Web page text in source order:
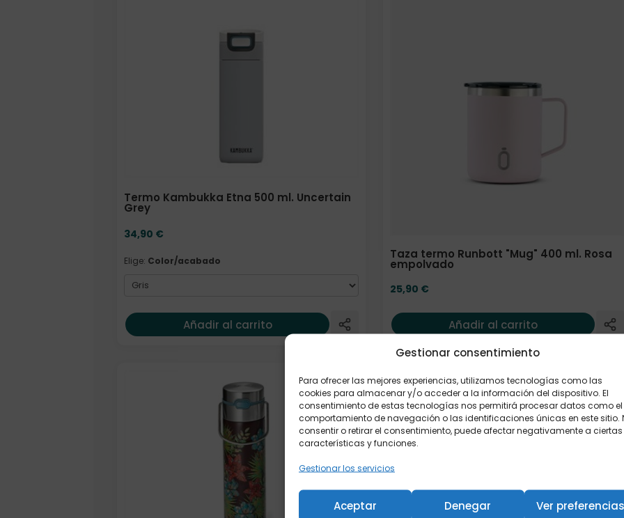
Gestionar consentimiento
Para ofrecer las mejores experiencias, utilizamos tecnologías como las
cookies para almacenar y/o acceder a la información del dispositivo. El
consentimiento de estas tecnologías nos permitirá procesar datos como el
comportamiento de navegación o las identificaciones únicas en este sitio.
consentir o retirar el consentimiento, puede afectar negativamente a ciertas
características y funciones.
Gestionar los servicios
Aceptar Denegar Ver
Termo Kambukka Etna 500 ml. Uncertain
Grey
34,90 €
Elige: Color/acabado
Añadir al carrito
Taza termo Runbott "Mug" 400 ml. Rosa
empolvado
25,90 €
Añadir al carrito